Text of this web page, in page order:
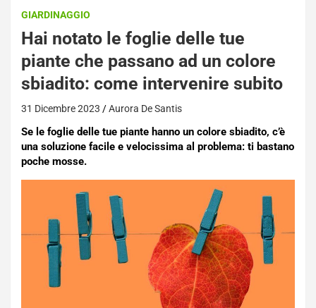
GIARDINAGGIO
Hai notato le foglie delle tue
piante che passano ad un colore
sbiadito: come intervenire subito
31 Dicembre 2023 Aurora De Santis
Se le foglie delle tue piante hanno un colore sbiadito, c’è
una soluzione facile e velocissima al problema: ti bastano
poche mosse.